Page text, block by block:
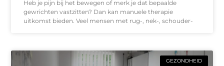
Heb je pijn bij het bewegen of merk je dat bepaalde
gewrichten vastzitten? Dan kan manuele therapie
uitkomst bieden. Veel mensen met rug-, nek-, schouder-
GEZONDHEID